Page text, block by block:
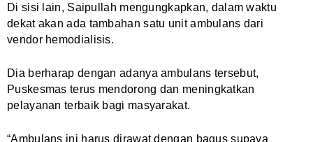
Di sisi lain, Saipullah mengungkapkan, dalam waktu
dekat akan ada tambahan satu unit ambulans dari
vendor hemodialisis.
Dia berharap dengan adanya ambulans tersebut,
Puskesmas terus mendorong dan meningkatkan
pelayanan terbaik bagi masyarakat.
“Ambulans ini harus dirawat dengan bagus supaya